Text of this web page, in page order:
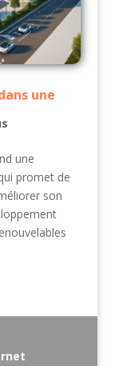
une
une
promet de
son